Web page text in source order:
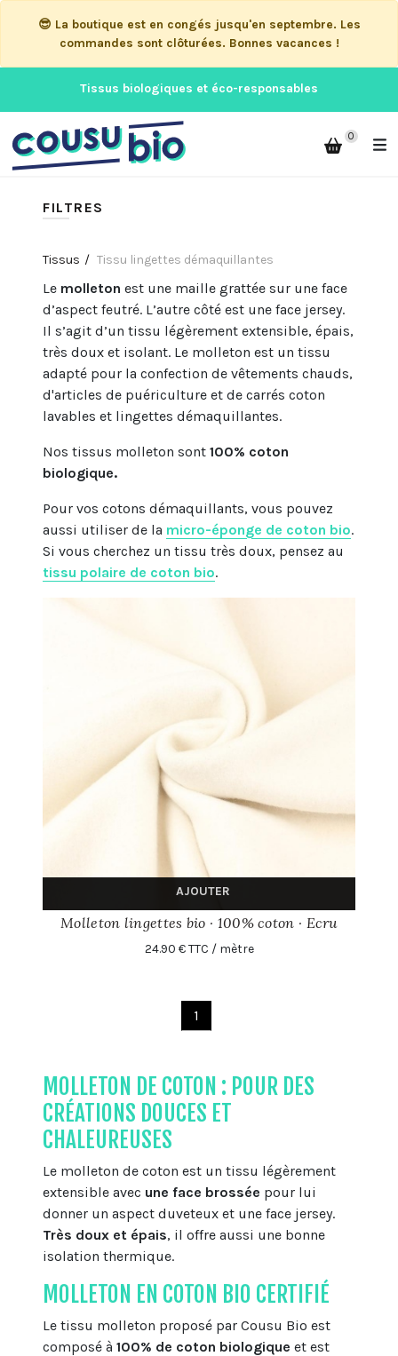
😎 La boutique est en congés jusqu'en septembre. Les
commandes sont clôturées. Bonnes vacances !
Tissus biologiques et éco-responsables
0
FILTRES
Tissus Tissu lingettes démaquillantes
Le molleton est une maille grattée sur une face
d’aspect feutré. L’autre côté est une face jersey.
Il s’agit d’un tissu légèrement extensible, épais,
très doux et isolant. Le molleton est un tissu
adapté pour la confection de vêtements chauds,
d'articles de puériculture et de carrés coton
lavables et lingettes démaquillantes.
Nos tissus molleton sont 100% coton
biologique.
Pour vos cotons démaquillants, vous pouvez
aussi utiliser de la micro-éponge de coton bio.
Si vous cherchez un tissu très doux, pensez au
tissu polaire de coton bio.
AJOUTER
Molleton lingettes bio · 100% coton · Ecru
24.90 € TTC / mètre
1
MOLLETON DE COTON : POUR DES
CRÉATIONS DOUCES ET
CHALEUREUSES
Le molleton de coton est un tissu légèrement
extensible avec une face brossée pour lui
donner un aspect duveteux et une face jersey.
Très doux et épais, il offre aussi une bonne
isolation thermique.
MOLLETON EN COTON BIO CERTIFIÉ
Le tissu molleton proposé par Cousu Bio est
composé à 100% de coton biologique et est